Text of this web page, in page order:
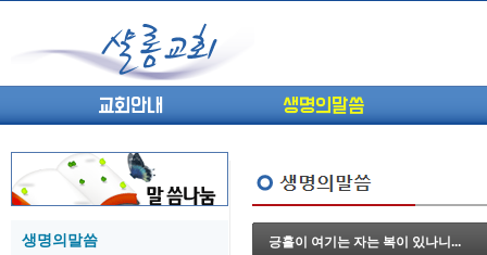
교회안내 생명의말씀
생명의말씀 긍홀이 여기는 자는 복이 있나니...